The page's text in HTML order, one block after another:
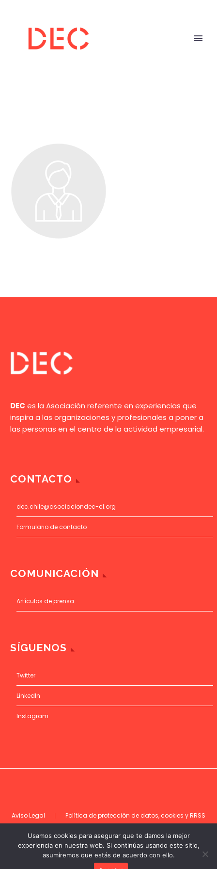
DEC es la Asociación referente en experiencias que
inspira a las organizaciones y profesionales a poner a
las personas en el centro de la actividad empresarial.
CONTACTO
dec.chile@asociaciondec-cl.org
Formulario de contacto
COMUNICACIÓN
Artículos de prensa
SÍGUENOS
Twitter
LinkedIn
Instagram
Aviso Legal
Política de protección de datos, cookies y RRSS
Código de ética
©DEC
Usamos cookies para asegurar que te damos la mejor
experiencia en nuestra web. Si continúas usando este sitio,
asumiremos que estás de acuerdo con ello.